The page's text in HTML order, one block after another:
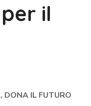
il
DONA IL FUTURO